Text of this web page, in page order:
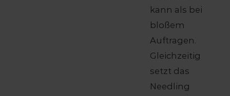
kann als bei
bloßem
Auftragen.
Gleichzeitig
setzt das
Needling